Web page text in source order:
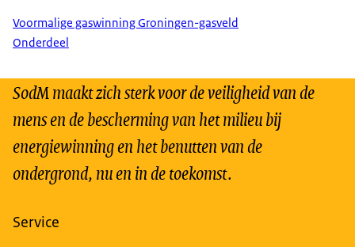
Voormalige gaswinning Groningen-gasveld
Onderdeel
SodM maakt zich sterk voor de veiligheid van de
mens en de bescherming van het milieu bij
energiewinning en het benutten van de
ondergrond, nu en in de toekomst.
Service